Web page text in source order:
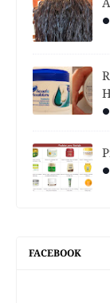
FACEBOOK